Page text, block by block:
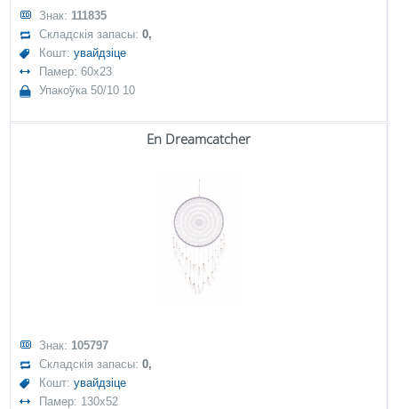
Знак: 111835
Складскія запасы:0,
Кошт:увайдзіце
Памер: 60x23
Упакоўка 50/10 10
En Dreamcatcher
Знак: 105797
Складскія запасы:0,
Кошт:увайдзіце
Памер: 130x52